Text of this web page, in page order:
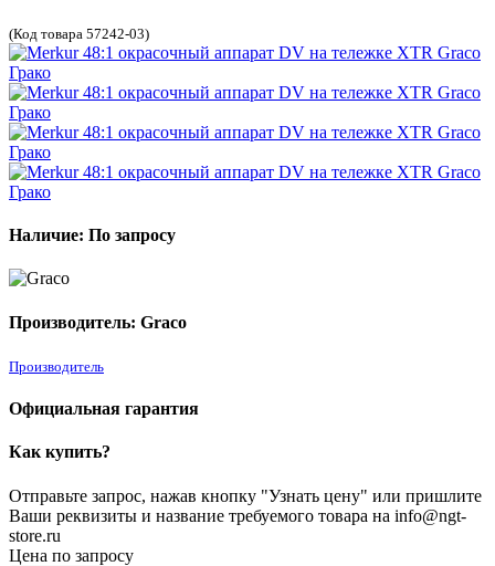
(Код товара 57242-03)
Наличие: По запросу
Производитель: Graco
Производитель
Официальная гарантия
Как купить?
Отправьте запрос, нажав кнопку "Узнать цену" или пришлите
Ваши реквизиты и название требуемого товара на info@ngt-
store.ru
Цена по запросу